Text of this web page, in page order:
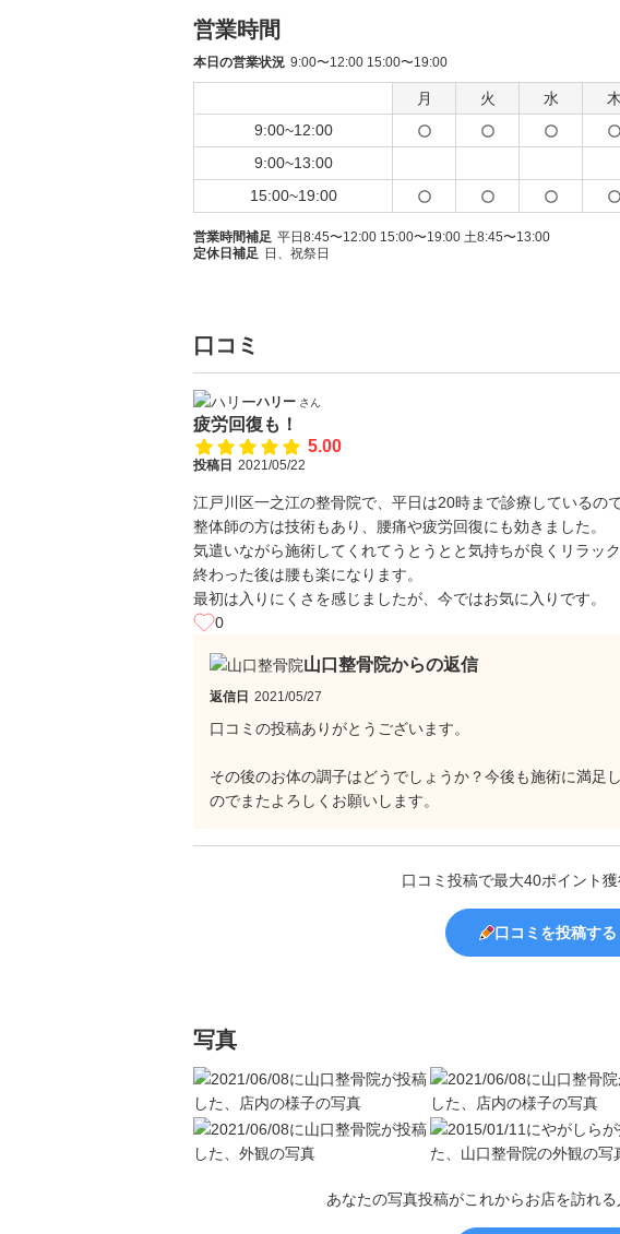
営業時間
本日の営業状況 9:00〜12:00 15:00〜19:00
月 火 水 木
9:00~12:00
9:00~13:00
15:00~19:00
営業時間補足 平日8:45〜12:00 15:00〜19:00 土8:45〜13:00
定休日補足 日、祝祭日
口コミ
ハリー さん
疲労回復も！
5.00
投稿日 2021/05/22
江戸川区一之江の整骨院で、平日は20時まで診療しているの
整体師の方は技術もあり、腰痛や疲労回復にも効きました。
気遣いながら施術してくれてうとうとと気持ちが良くリラック
終わった後は腰も楽になります。
最初は入りにくさを感じましたが、今ではお気に入りです。
0
山口整骨院からの返信
返信日 2021/05/27
口コミの投稿ありがとうございます。
その後のお体の調子はどうでしょうか？今後も施術に満足
のでまたよろしくお願いします。
口コミ投稿で最大40ポイント
口コミを投稿する
写真
あなたの写真投稿がこれからお店を訪れる